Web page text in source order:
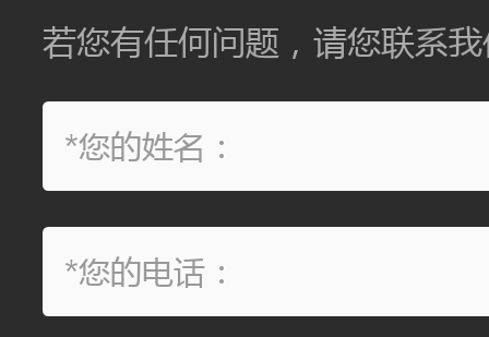
若您有任何问题，请您联系